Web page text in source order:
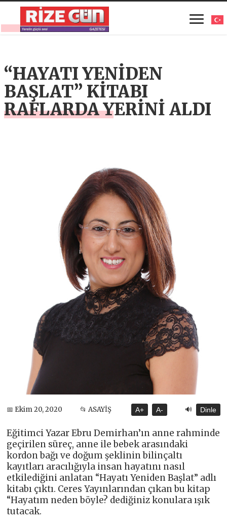
“HAYATI YENİDEN
BAŞLAT” KİTABI
RAFLARDA YERİNİ ALDI
📅 Ekim 20, 2020 📂 ASAYİŞ A+ A- 🔊 Dinle
Eğitimci Yazar Ebru Demirhan’ın anne rahminde
geçirilen süreç, anne ile bebek arasındaki
kordon bağı ve doğum şeklinin bilinçaltı
kayıtları aracılığıyla insan hayatını nasıl
etkilediğini anlatan “Hayatı Yeniden Başlat” adlı
kitabı çıktı. Ceres Yayınlarından çıkan bu kitap
“Hayatım neden böyle? dediğiniz konulara ışık
tutacak.